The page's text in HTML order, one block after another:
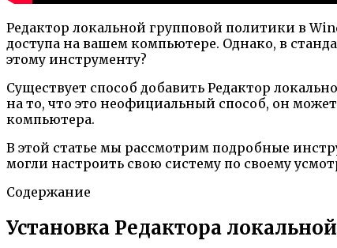
Редактор локальной групповой политики в
доступа на вашем компьютере. Однако, в
этому инструменту?
Существует способ добавить Редактор
на то, что это неофициальный способ, он
компьютера.
В этой статье мы рассмотрим подробные
могли настроить свою систему по своему
Содержание
Установка Редактора